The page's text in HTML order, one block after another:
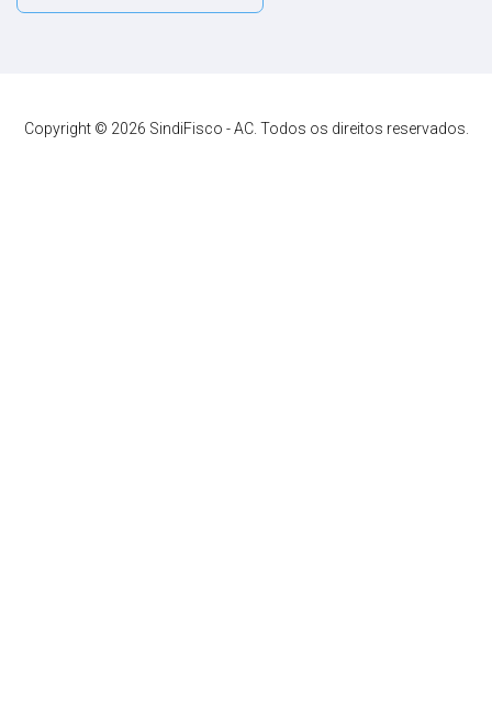
Copyright © 2026 SindiFisco - AC. Todos os direitos reservados.